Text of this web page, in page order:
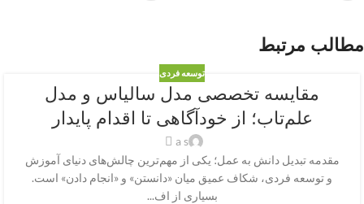
مطالب مرتبط
توسعه فردی
مقایسه تخصصی مدل سالیاس و مدل
علم‌تاب؛ از خودآگاهی تا اقدام پایدار
a s
مقدمه تبدیل دانش به عمل؛ یکی از مهم‌ترین چالش‌های دنیای آموزش
و توسعه فردی، شکاف عمیق میان «دانستن» و «انجام دادن» است.
بسیاری از اف...